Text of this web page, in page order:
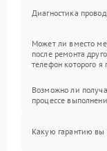
Диагностика
Может ли вместо
после ремонта
телефон которого я
Возможно ли
процессе
Какую гарантию вы